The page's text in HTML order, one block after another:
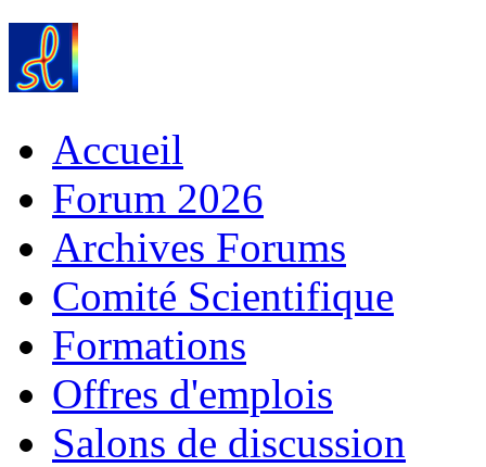
Accueil
Forum 2026
Archives Forums
Comité Scientifique
Formations
Offres d'emplois
Salons de discussion